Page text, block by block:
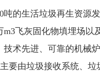
的生活垃圾再生资源
飞灰固化物填埋场以
术先进、可靠的机械
要由垃圾接收系统、